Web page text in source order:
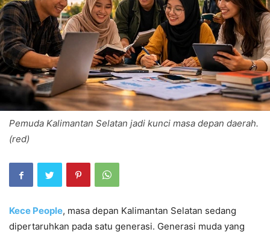
Pemuda Kalimantan Selatan jadi kunci masa depan daerah.
(red)
Kece People, masa depan Kalimantan Selatan sedang
dipertaruhkan pada satu generasi. Generasi muda yang